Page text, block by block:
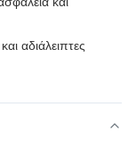
αδιάλειπτες